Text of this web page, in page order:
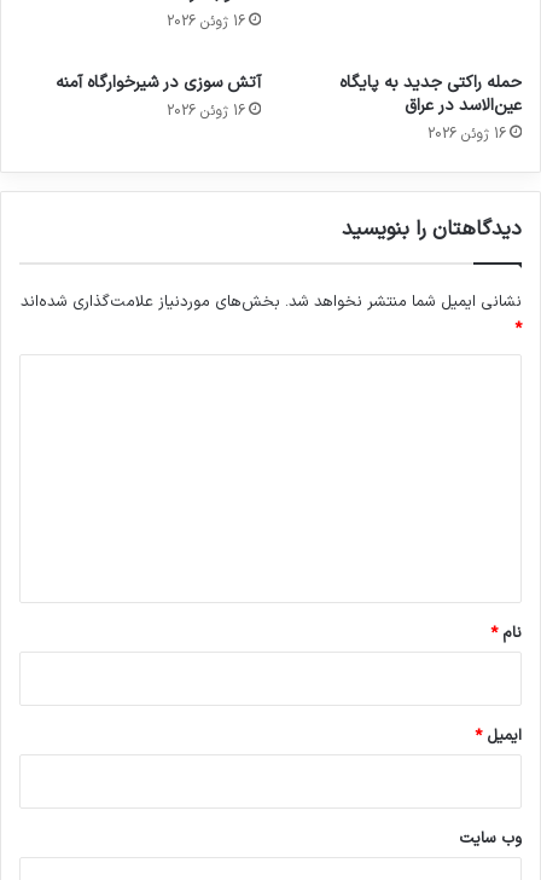
16 ژوئن 2026
حمله راکتی جدید به پایگاه
عین‌الاسد در عراق
16 ژوئن 2026
آتش سوزی در شیرخوارگاه آمنه
16 ژوئن 2026
دیدگاهتان را بنویسید
نشانی ایمیل شما منتشر نخواهد شد. بخش‌های موردنیاز علامت‌گذاری شده‌اند
*
نام*
ایمیل*
وب‌ سایت